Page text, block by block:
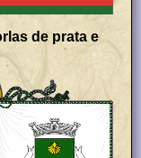
de prata e